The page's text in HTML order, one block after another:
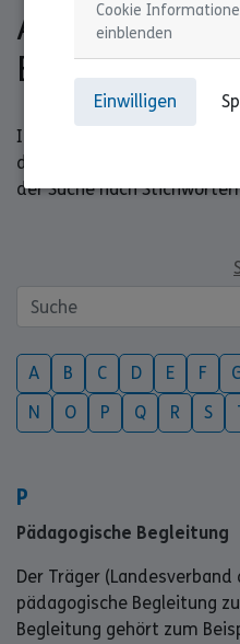
Alles zum
BFD auf
In den folgenden
das Thema
der Suche nach
A B C D E F
N
O P Q R S
P
Pädagogische Begleitung
Der Träger
pädagogische Begleitung
Begleitung gehört zum
Cookie
einblenden
Einwilligen